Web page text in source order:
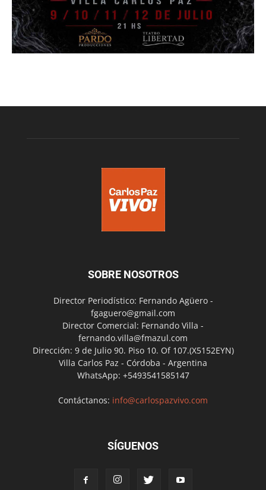
SOBRE NOSOTROS
Director Periodístico: Fernando Agüero -
fgaguero@gmail.com
Director Comercial: Fernando Villa -
fernando.villa@fmazul.com
Dirección: 9 de Julio 90. Piso 10. Of 107.(X5152EYN)
Villa Carlos Paz - Córdoba - Argentina
WhatsApp: +5493541585147
Contáctanos: info@carlospazvivo.com
SÍGUENOS